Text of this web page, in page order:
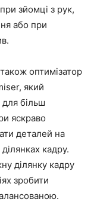
зйомці з рук,
або при
оптимізатор
який
для більш
яскраво
деталей на
кадру.
ділянку кадру
зробити